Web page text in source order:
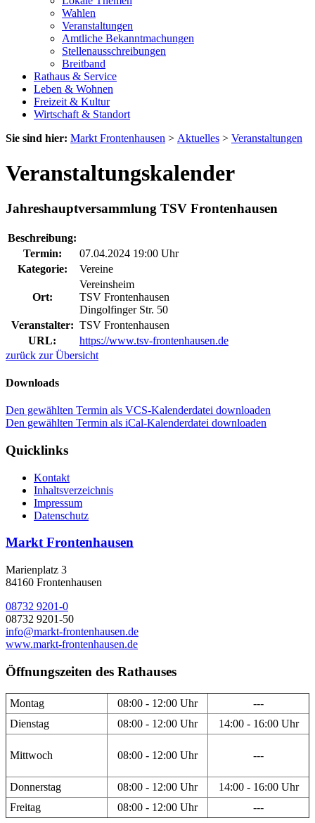
Wahlen
Veranstaltungen
Amtliche Bekanntmachungen
Stellenausschreibungen
Breitband
Rathaus & Service
Leben & Wohnen
Freizeit & Kultur
Wirtschaft & Standort
Sie sind hier: Markt Frontenhausen > Aktuelles > Veranstaltungen
Veranstaltungskalender
Jahreshauptversammlung TSV Frontenhausen
Beschreibung:
Termin:
07.04.2024 19:00 Uhr
Kategorie:
Vereine
Ort:
Vereinsheim
TSV Frontenhausen
Dingolfinger Str. 50
Veranstalter: TSV Frontenhausen
URL:
https://www.tsv-frontenhausen.de
zurück zur Übersicht
Downloads
Den gewählten Termin als VCS-Kalenderdatei downloaden
Den gewählten Termin als iCal-Kalenderdatei downloaden
Quicklinks
Kontakt
Inhaltsverzeichnis
Impressum
Datenschutz
Markt Frontenhausen
Marienplatz 3
84160 Frontenhausen
08732 9201-0
08732 9201-50
info@markt-frontenhausen.de
www.markt-frontenhausen.de
Öffnungszeiten des Rathauses
Montag 08:00 - 12:00 Uhr
---
Dienstag
08:00 - 12:00 Uhr 14:00 - 16:00 Uhr
Mittwoch 08:00 - 12:00 Uhr ---
Donnerstag 08:00 - 12:00 Uhr
14:00 - 16:00 Uhr
Freitag
08:00 - 12:00 Uhr ---